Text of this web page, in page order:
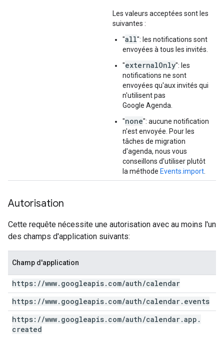
Les valeurs acceptées sont les
suivantes :
"all": les notifications sont
envoyées à tous les invités.
"externalOnly": les
notifications ne sont
envoyées qu'aux invités qui
n'utilisent pas
Google Agenda.
"none": aucune notification
n'est envoyée. Pour les
tâches de migration
d'agenda, nous vous
conseillons d'utiliser plutôt
la méthode Events.import
Autorisation
Cette requête nécessite une autorisation avec au moins l'un
des champs d'application suivants:
Champ d'application
https: //www. googleapis. com/auth/calendar
https: //www. googleapis. com/auth/calendar. events
https: //www. googleapis. com/auth/calendar.app .
created